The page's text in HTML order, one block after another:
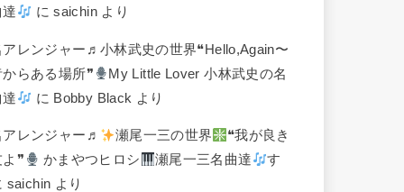
にsaichinより
アレンジャー♬ 小林武史の世界❝Hello,Again〜
からある場所❞
My Little Lover 小林武史の名
に Bobby Black より
アレンジャー♬ 瀬尾一三の世界
❝我が良き
よ❞
かまやつヒロシ 瀬尾一三名曲達
す
saichin より